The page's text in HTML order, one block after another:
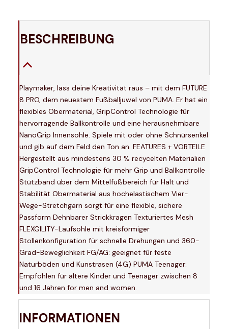
BESCHREIBUNG
Playmaker, lass deine Kreativität raus – mit dem FUTURE
8 PRO, dem neuestem Fußballjuwel von PUMA. Er hat ein
flexibles Obermaterial, GripControl Technologie für
hervorragende Ballkontrolle und eine herausnehmbare
NanoGrip Innensohle. Spiele mit oder ohne Schnürsenkel
und gib auf dem Feld den Ton an. FEATURES + VORTEILE
Hergestellt aus mindestens 30 % recycelten Materialien
GripControl Technologie für mehr Grip und Ballkontrolle
Stützband über dem Mittelfußbereich für Halt und
Stabilität Obermaterial aus hochelastischem Vier-
Wege-Stretchgarn sorgt für eine flexible, sichere
Passform Dehnbarer Strickkragen Texturiertes Mesh
FLEXGILITY-Laufsohle mit kreisförmiger
Stollenkonfiguration für schnelle Drehungen und 360-
Grad-Beweglichkeit FG/AG: geeignet für feste
Naturböden und Kunstrasen (4G) PUMA Teenager:
Empfohlen für ältere Kinder und Teenager zwischen 8
und 16 Jahren for men and women.
INFORMATIONEN